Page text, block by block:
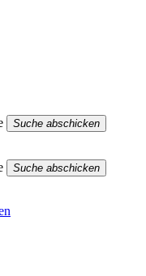
Suche abschicken
Suche abschicken